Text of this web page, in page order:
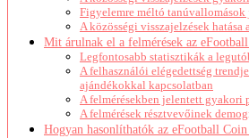
Figyelemre méltó
A közösségi visszajelzések hatása
Mit árulnak el a felmérések az
Legfontosabb statisztikák a
A felhasználói elégedettség
ajándékokkal kapcsolatban
A felmérésekben jelentett gyakori
A felmérések résztvevőinek
Hogyan hasonlíthatók az eFootball